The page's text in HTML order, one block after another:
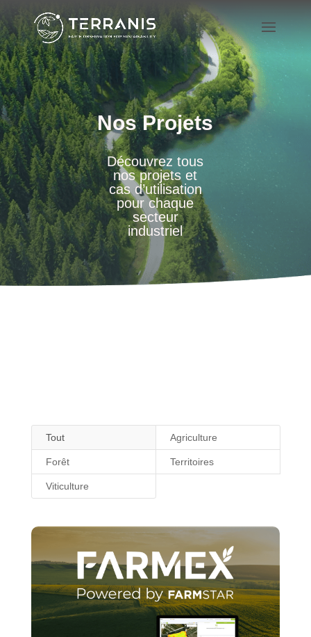
Nos Projets
Découvrez tous
nos projets et
cas d’utilisation
pour chaque
secteur
industriel
Tout Agriculture
Forêt Territoires
Viticulture